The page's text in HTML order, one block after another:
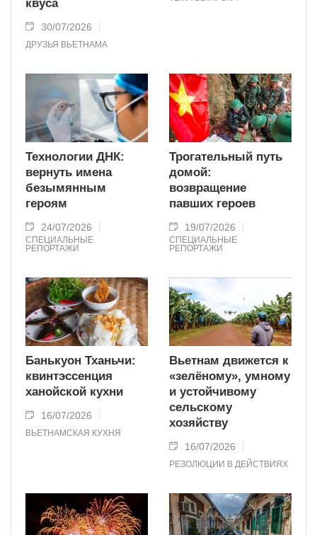
квуса
30/07/2026
ДРУЗЬЯ ВЬЕТНАМА
Технологии ДНК:
вернуть имена
безымянным
героям
24/07/2026
СПЕЦИАЛЬНЫЕ
РЕПОРТАЖИ
Трогательный путь
домой:
возвращение
павших героев
19/07/2026
СПЕЦИАЛЬНЫЕ
РЕПОРТАЖИ
Банькуон Тханьчи:
квинтэссенция
ханойской кухни
16/07/2026
ВЬЕТНАМСКАЯ КУХНЯ
Вьетнам движется к
«зелёному», умному
и устойчивому
сельскому
хозяйству
16/07/2026
РЕЗОЛЮЦИИ В ДЕЙСТВИЯХ